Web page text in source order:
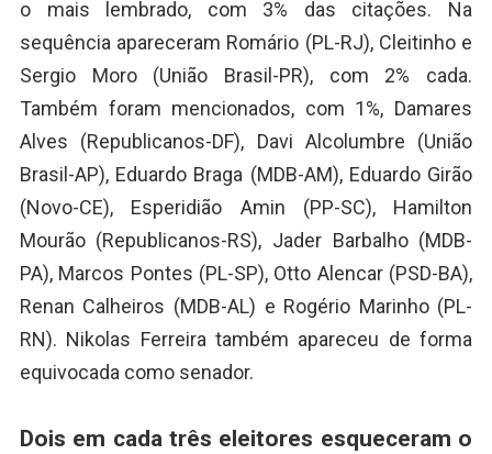
o mais lembrado, com 3% das citações. Na
sequência apareceram Romário (PL-RJ), Cleitinho e
Sergio Moro (União Brasil-PR), com 2% cada.
Também foram mencionados, com 1%, Damares
Alves (Republicanos-DF), Davi Alcolumbre (União
Brasil-AP), Eduardo Braga (MDB-AM), Eduardo Girão
(Novo-CE), Esperidião Amin (PP-SC), Hamilton
Mourão (Republicanos-RS), Jader Barbalho (MDB-
PA), Marcos Pontes (PL-SP), Otto Alencar (PSD-BA),
Renan Calheiros (MDB-AL) e Rogério Marinho (PL-
RN). Nikolas Ferreira também apareceu de forma
equivocada como senador.
Dois em cada três eleitores esqueceram o